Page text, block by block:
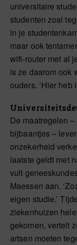
universitaire
studenten zoal
in je
maar ook
wifi-router met al
is ze daarom ook
ouders. ‘Hier heb
De maatregelen
bijbaantjes –
onzekerheid
laatste geldt met
vult
Maessen aan.
eigen studie.’
ziekenhuizen
gekomen, vertelt
artsen moeten